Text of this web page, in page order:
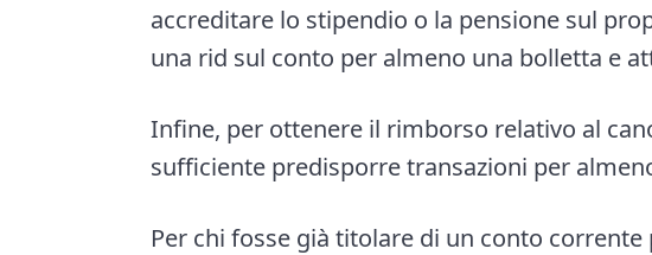
accreditare lo stipendio o la pensione sul
una rid sul conto per almeno una bolletta e
Infine, per ottenere il rimborso relativo al
sufficiente predisporre transazioni per
Per chi fosse già titolare di un conto